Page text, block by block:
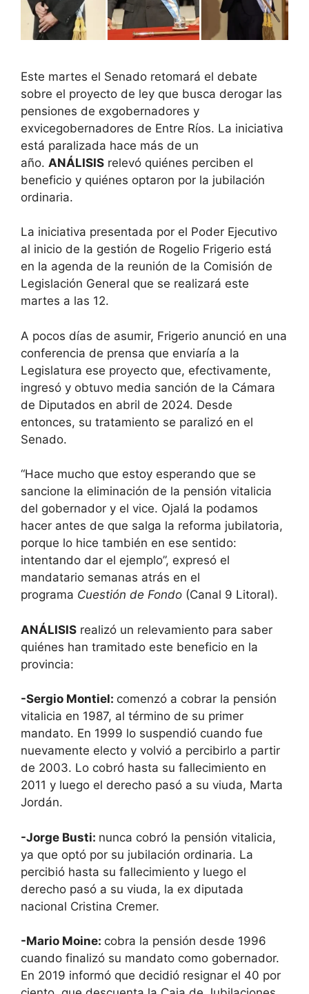
Este martes el Senado retomará el debate
sobre el proyecto de ley que busca derogar las
pensiones de exgobernadores y
exvicegobernadores de Entre Ríos. La iniciativa
está paralizada hace más de un
año. ANÁLISIS relevó quiénes perciben el
beneficio y quiénes optaron por la jubilación
ordinaria.
La iniciativa presentada por el Poder Ejecutivo
al inicio de la gestión de Rogelio Frigerio está
en la agenda de la reunión de la Comisión de
Legislación General que se realizará este
martes a las 12.
A pocos días de asumir, Frigerio anunció en una
conferencia de prensa que enviaría a la
Legislatura ese proyecto que, efectivamente,
ingresó y obtuvo media sanción de la Cámara
de Diputados en abril de 2024. Desde
entonces, su tratamiento se paralizó en el
Senado.
“Hace mucho que estoy esperando que se
sancione la eliminación de la pensión vitalicia
del gobernador y el vice. Ojalá la podamos
hacer antes de que salga la reforma jubilatoria,
porque lo hice también en ese sentido:
intentando dar el ejemplo”, expresó el
mandatario semanas atrás en el
programa Cuestión de Fondo (Canal 9 Litoral).
ANÁLISIS realizó un relevamiento para saber
quiénes han tramitado este beneficio en la
provincia:
-Sergio Montiel: comenzó a cobrar la pensión
vitalicia en 1987, al término de su primer
mandato. En 1999 lo suspendió cuando fue
nuevamente electo y volvió a percibirlo a partir
de 2003. Lo cobró hasta su fallecimiento en
2011 y luego el derecho pasó a su viuda, Marta
Jordán.
-Jorge Busti: nunca cobró la pensión vitalicia,
ya que optó por su jubilación ordinaria. La
percibió hasta su fallecimiento y luego el
derecho pasó a su viuda, la ex diputada
nacional Cristina Cremer.
-Mario Moine: cobra la pensión desde 1996
cuando finalizó su mandato como gobernador.
En 2019 informó que decidió resignar el 40 por